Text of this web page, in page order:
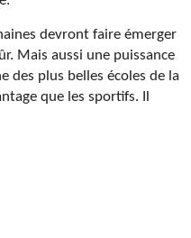
devront faire émerger
Mais aussi une puissance
des plus belles écoles de la
que les sportifs. Il